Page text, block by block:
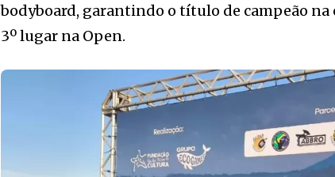
bodyboard, garantindo o título de campeão na
3º lugar na Open.